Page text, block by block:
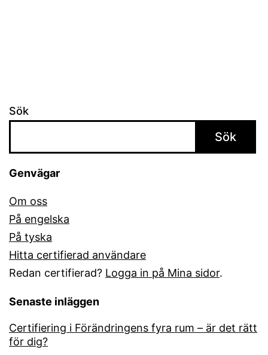
Sök
Sök
Genvägar
Om oss
På engelska
På tyska
Hitta certifierad användare
Redan certifierad? Logga in på Mina sidor.
Senaste inläggen
Certifiering i Förändringens fyra rum – är det rätt
för dig?